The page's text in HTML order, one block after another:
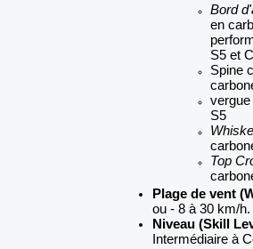
Bord
en
S5 et
Spine
S5
Top
Plage de vent
ou - 8 à 30 km/h.
Niveau (Skill
Intermédiaire à